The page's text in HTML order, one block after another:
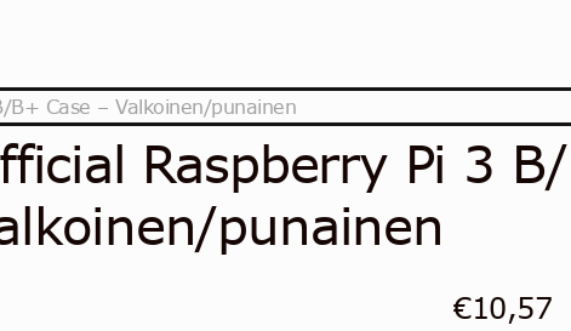
B+ Case – Valkoinen/punainen
Raspberry Pi 3
punainen
€10,57